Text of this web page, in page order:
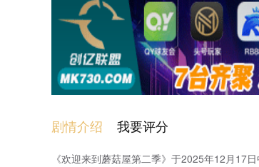
剧情介绍 我要评分
《欢迎来到蘑菇屋第二季》于2025年12月17